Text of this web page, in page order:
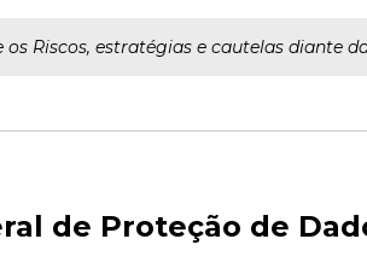
os Riscos, estratégias e cautelas diante
de Proteção de